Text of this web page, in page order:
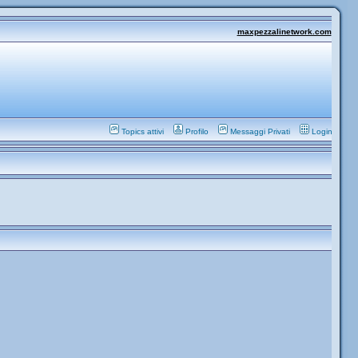
maxpezzalinetwork.com
Topics attivi Profilo Messaggi Privati Login